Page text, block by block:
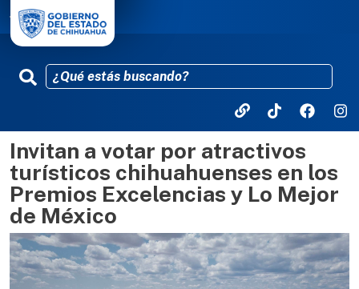
Pasar al contenido principal
Invitan a votar por atractivos
turísticos chihuahuenses en los
Premios Excelencias y Lo Mejor
de México